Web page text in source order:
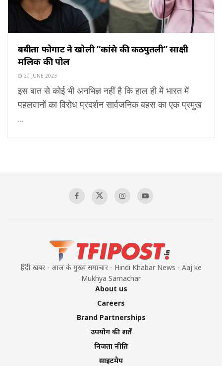
बबीता फोगाट ने खोली “कांग्रेस की कठपुतली” साक्षी
मलिक की पोल
20 JUNE 2023
इस बात से कोई भी अनभिज्ञ नहीं है कि हाल ही में भारत में
पहलवानों का विरोध प्रदर्शन सार्वजनिक बहस का एक प्रमुख
...
हिंदी खबर - आज के मुख्य समाचार - Hindi Khabar News - Aaj ke
Mukhya Samachar
About us
Careers
Brand Partnerships
उपयोग की शर्तें
निजता नीति
साइटमैप